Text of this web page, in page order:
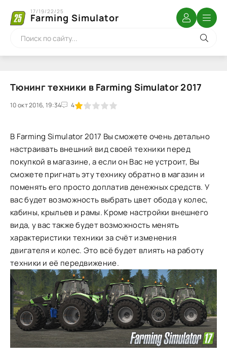
Farming Simulator
17/19/22/25
Тюнинг техники в Farming Simulator 2017
10 окт 2016, 19:34 4
1 2 3 4 5
В Farming Simulator 2017 Вы сможете очень детально
настраивать внешний вид своей техники перед
покупкой в магазине, а если он Вас не устроит, Вы
сможете пригнать эту технику обратно в магазин и
поменять его просто доплатив денежных средств. У
вас будет возможность выбрать цвет обода у колес,
кабины, крыльев и рамы. Кроме настройки внешнего
вида, у вас также будет возможность менять
характеристики техники за счёт изменения
двигателя и колес. Это всё будет влиять на работу
техники и её передвижение.